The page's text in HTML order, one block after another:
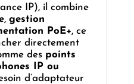
IP), il combine
, gestion
PoE+, ce
directement
des points
IP ou
d’adaptateur